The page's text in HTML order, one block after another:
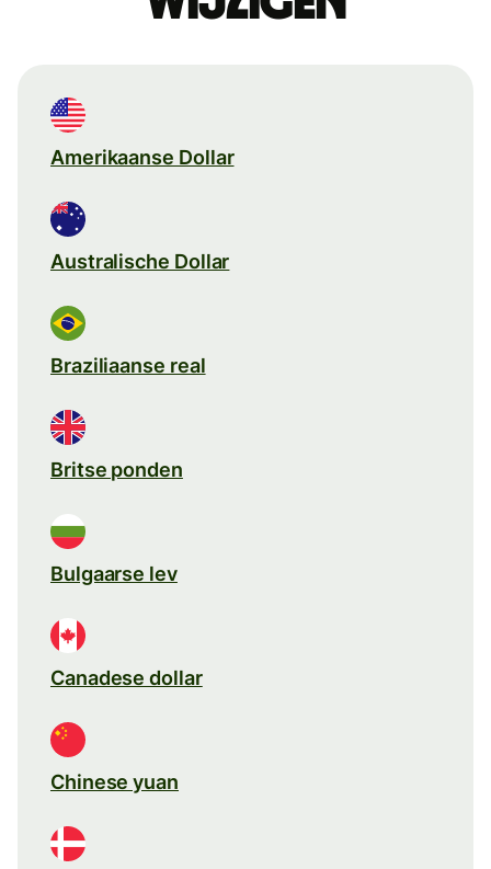
Amerikaanse Dollar
Australische Dollar
Braziliaanse real
Britse ponden
Bulgaarse lev
Canadese dollar
Chinese yuan